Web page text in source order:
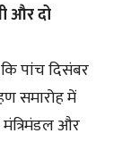
और दो
पांच दिसंबर
समारोह में
और